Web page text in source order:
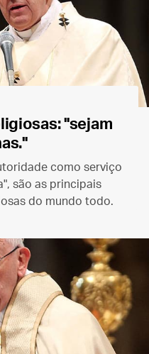
"sejam
como serviço
são as principais
do mundo todo.